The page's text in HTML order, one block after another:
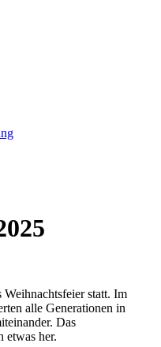
statt. Im
alle Generationen in
Das
etwas her.